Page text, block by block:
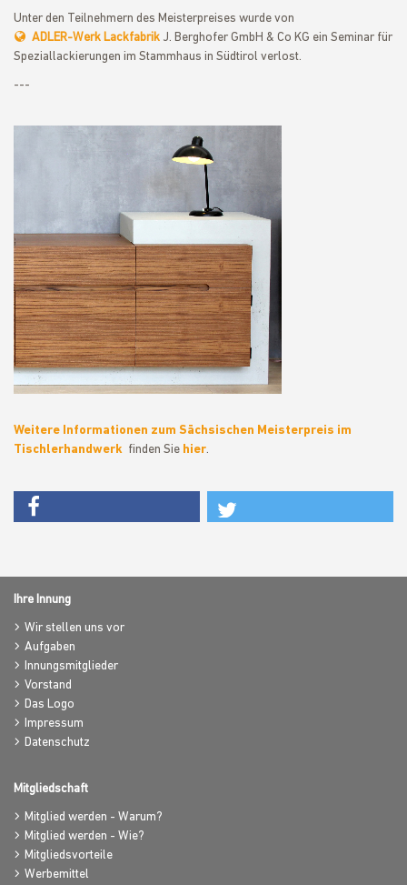
Unter den Teilnehmern des Meisterpreises wurde von
ADLER-Werk Lackfabrik J. Berghofer GmbH & Co KG ein Seminar für
Speziallackierungen im Stammhaus in Südtirol verlost.
---
Weitere Informationen zum Sächsischen Meisterpreis im
Tischlerhandwerk finden Sie hier.
Ihre Innung
Wir stellen uns vor
Aufgaben
Innungsmitglieder
Vorstand
Das Logo
Impressum
Datenschutz
Mitgliedschaft
Mitglied werden - Warum?
Mitglied werden - Wie?
Mitgliedsvorteile
Werbemittel